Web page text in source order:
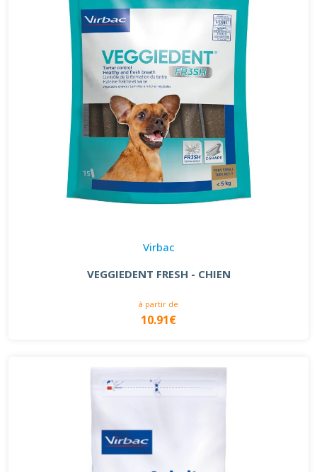
Virbac
VEGGIEDENT FRESH - CHIEN
à partir de
10.91€